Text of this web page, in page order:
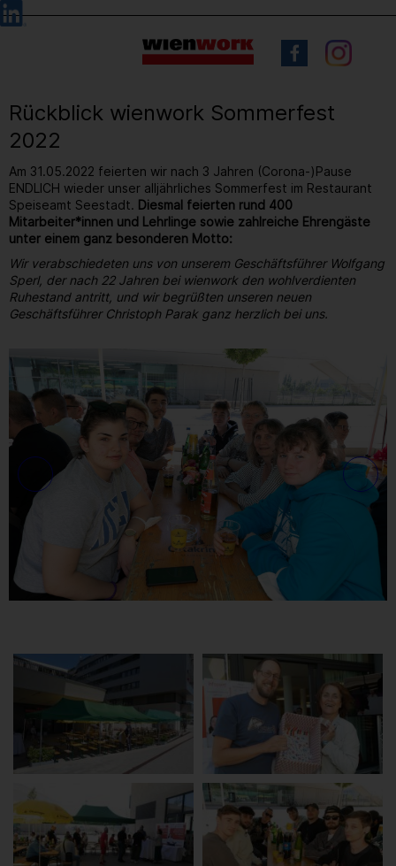
Barrierefreie
Bedienung
Sprachauswahl
Rückblick wienwork Sommerfest
2022
Am 31.05.2022 feierten wir nach 3 Jahren (Corona-)Pause
ENDLICH wieder unser alljährliches Sommerfest im Restaurant
Speiseamt Seestadt. Diesmal feierten rund 400
Mitarbeiter*innen und Lehrlinge sowie zahlreiche Ehrengäste
unter einem ganz besonderen Motto:
Wir verabschiedeten uns von unserem Geschäftsführer Wolfgang
Sperl, der nach 22 Jahren bei wienwork den wohlverdienten
Ruhestand antritt, und wir begrüßten unseren neuen
Geschäftsführer Christoph Parak ganz herzlich bei uns.
9